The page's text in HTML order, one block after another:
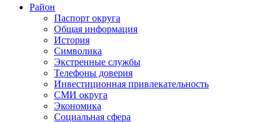
Район
Паспорт округа
Общая информация
История
Символика
Экстренные службы
Телефоны доверия
Инвестиционная привлекательность
СМИ округа
Экономика
Социальная сфера